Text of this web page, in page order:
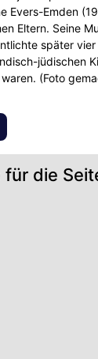
Evers-Emden
Eltern. Seine
später
jüdischen
(Foto
für die